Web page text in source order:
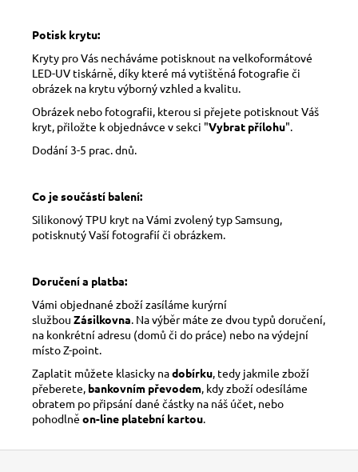
Potisk krytu:
Kryty pro Vás necháváme potisknout na velkoformátové
LED-UV tiskárně, díky které má vytištěná fotografie či
obrázek na krytu výborný vzhled a kvalitu.
Obrázek nebo fotografii, kterou si přejete potisknout Váš
kryt, přiložte k objednávce v sekci "Vybrat přílohu".
Dodání 3-5 prac. dnů.
Co je součástí balení:
Silikonový TPU kryt na Vámi zvolený typ Samsung,
potisknutý Vaší fotografií či obrázkem.
Doručení a platba:
Vámi objednané zboží zasíláme kurýrní
službou Zásilkovna . Na výběr máte ze dvou typů doručení,
na konkrétní adresu (domů či do práce) nebo na výdejní
místo Z-point.
Zaplatit můžete klasicky nadobírku , tedy jakmile zboží
přeberete, bankovním převodem , kdy zboží odesíláme
obratem po připsání dané částky na náš účet, nebo
pohodlně on-line platební kartou